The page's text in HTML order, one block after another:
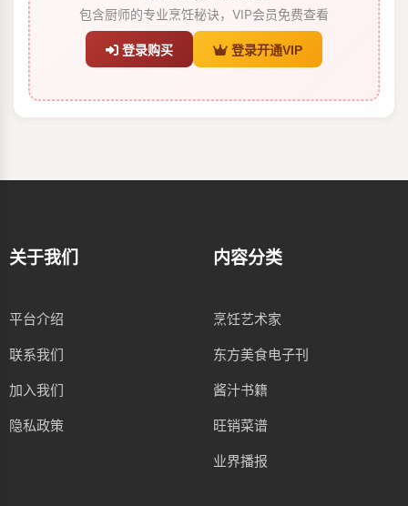
包含厨师的专业烹饪秘诀，VIP会员免费查看
登录购买 登录开通VIP
关于我们
平台介绍
联系我们
加入我们
隐私政策
内容分类
烹饪艺术家
东方美食电子刊
酱汁书籍
旺销菜谱
业界播报